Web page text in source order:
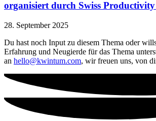
organisiert durch Swiss
28. September 2025
Du hast noch Input zu diesem Thema oder
Erfahrung und Neugierde für das Thema
an hello@kwintum.com, wir freuen uns, von